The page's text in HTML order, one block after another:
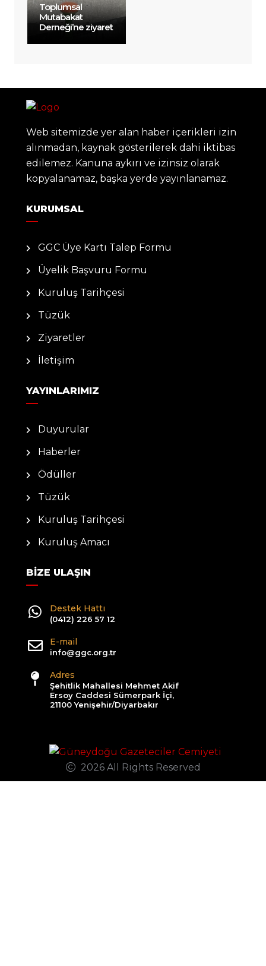
Toplumsal
Mutabakat
Derneği’ne ziyaret
Web sitemizde yer alan haber içerikleri izin
alınmadan, kaynak gösterilerek dahi iktibas
edilemez. Kanuna aykırı ve izinsiz olarak
kopyalanamaz, başka yerde yayınlanamaz.
KURUMSAL
GGC Üye Kartı Talep Formu
Üyelik Başvuru Formu
Kuruluş Tarihçesi
Tüzük
Ziyaretler
İletişim
YAYINLARIMIZ
Duyurular
Haberler
Ödüller
Tüzük
Kuruluş Tarihçesi
Kuruluş Amacı
BIZE ULAŞIN
Destek Hattı
(0412) 226 57 12
E-mail
info@ggc.org.tr
Adres
Şehitlik Mahallesi Mehmet Akif
Ersoy Caddesi Sümerpark İçi,
21100 Yenişehir/Diyarbakır
2026 All Rights Reserved